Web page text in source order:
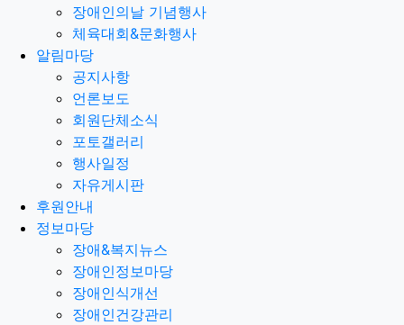
장애인의날 기념행사
체육대회&문화행사
알림마당
공지사항
언론보도
회원단체소식
포토갤러리
행사일정
자유게시판
후원안내
정보마당
장애&복지뉴스
장애인정보마당
장애인식개선
장애인건강관리